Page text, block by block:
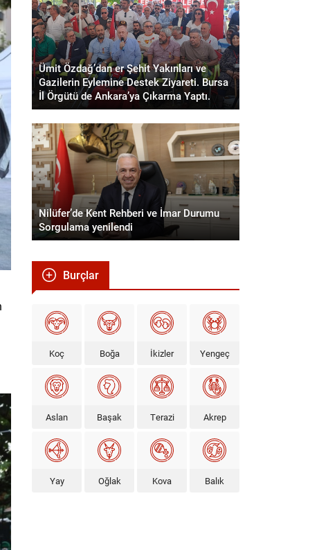
Ümit Özdağ’dan er Şehit Yakınları ve
Gazilerin Eylemine Destek Ziyareti. Bursa
İl Örgütü de Ankara’ya Çıkarma Yaptı.
Nilüfer’de Kent Rehberi ve İmar Durumu
Sorgulama yenilendi
Burçlar
Koç Boğa İkizler Yengeç
Aslan Başak Terazi Akrep
Yay Oğlak Kova Balık